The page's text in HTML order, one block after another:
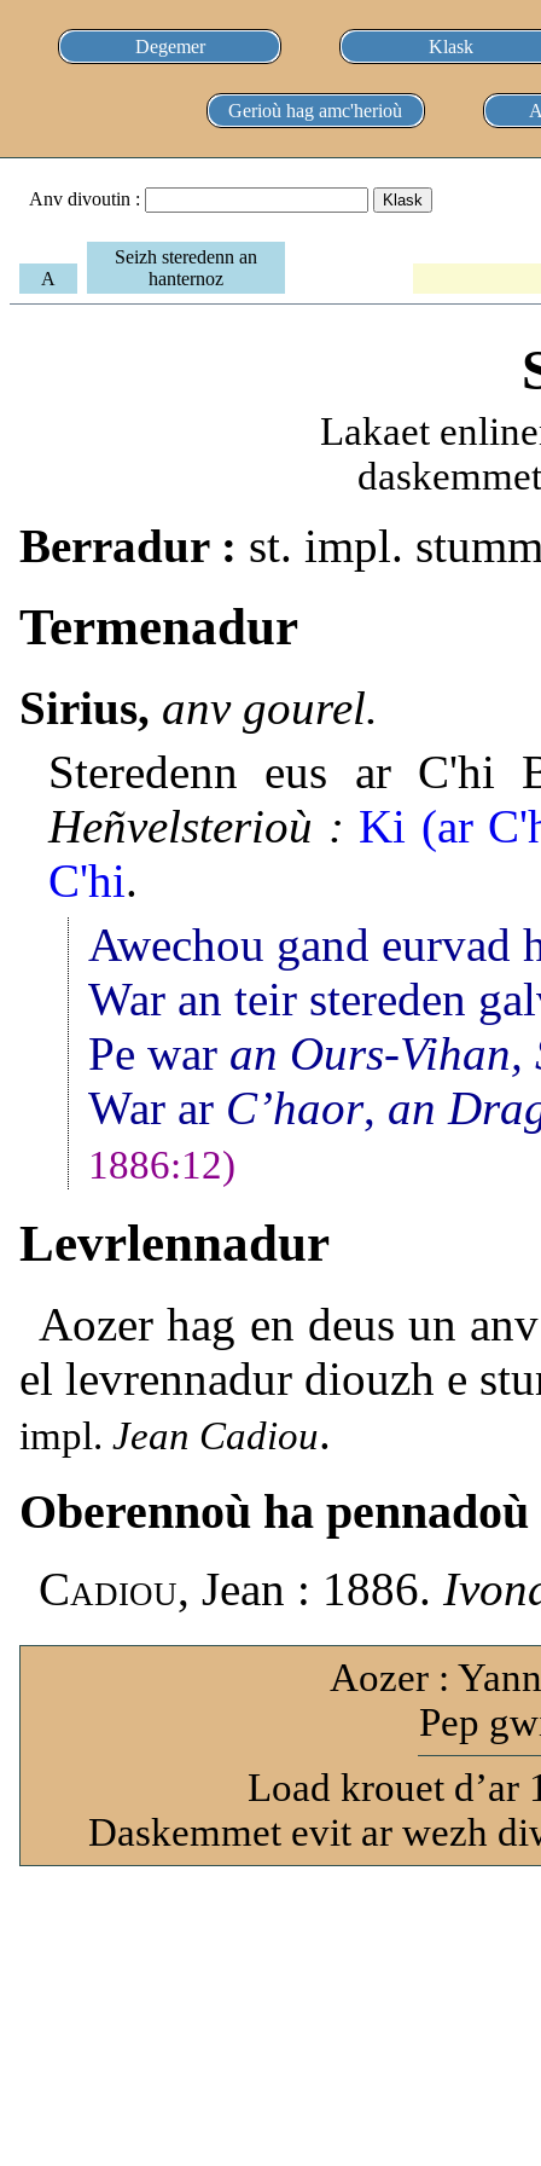
Degemer Klask
Gerioù hag amc'herioù
Anv divoutin :
A
Seizh steredenn an
hanternoz
Lakaet
Berradur : st. impl.
Termenadur
Sirius, anv gourel.
Steredenn eus ar C'hi
Heñvelsterioù : Ki (ar
C'hi.
Awechou gand eurvad
War an teir stereden
Pe war an Ours-Vihan,
War ar C’haor, an
1886:12)
Levrlennadur
Aozer hag en deus un
el levrennadur diouzh e
impl. Jean Cadiou.
Oberennoù ha pennadoù
Cadiou, Jean : 1886.
Aozer :
Pep
Load krouet d’ar
Daskemmet evit ar wezh